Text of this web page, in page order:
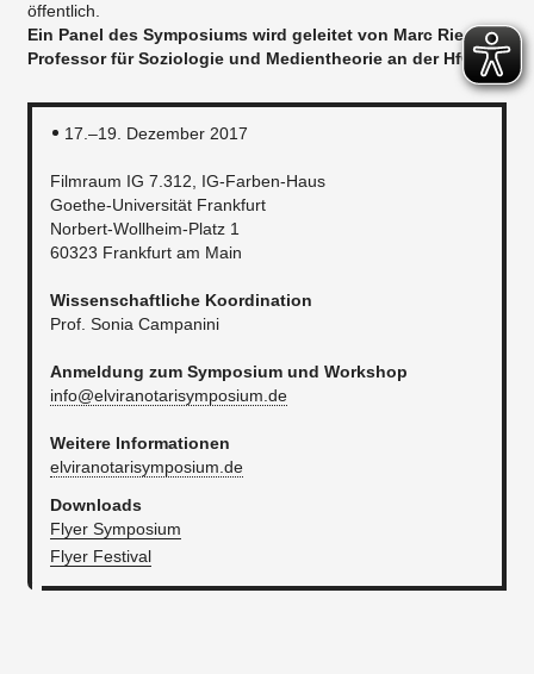
öffentlich.
Ein Panel des Symposiums wird geleitet von Marc Ries,
Professor für Soziologie und Medientheorie an der HfG.
17.–19. Dezember 2017
Filmraum IG 7.312, IG-Farben­‐Haus
Goethe‐Universität Frankfurt
Norbert-­Wollheim‐Platz 1
60323 Frankfurt am Main
Wissenschaftliche Koordination
Prof. Sonia Campanini
Anmeldung zum Symposium und Workshop
info@elviranotarisymposium.de
Weitere Informationen
elviranotarisymposium.de
Downloads
Flyer Symposium
Flyer Festival